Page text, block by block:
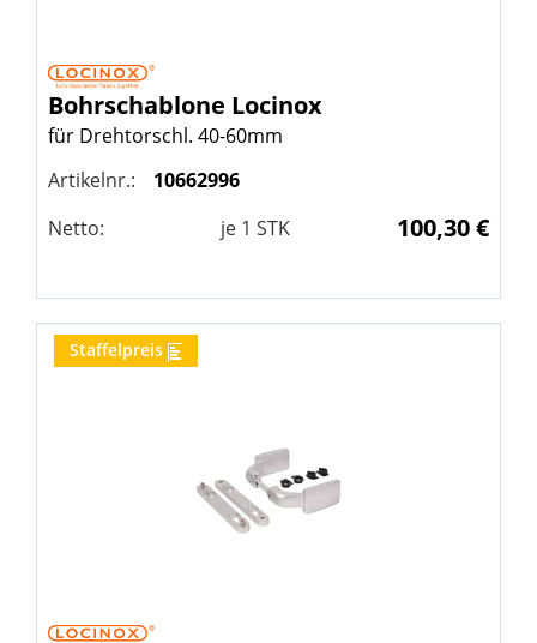
Bohrschablone Locinox
für Drehtorschl. 40-60mm
Artikelnr.:
10662996
Netto:
je 1 STK 100,30 €
Staffelpreis